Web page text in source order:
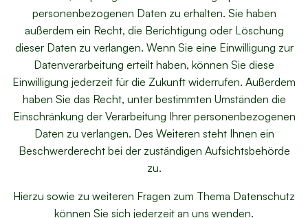
personenbezogenen Daten zu erhalten. Sie haben
außerdem ein Recht, die Berichtigung oder Löschung
dieser Daten zu verlangen. Wenn Sie eine Einwilligung zur
Datenverarbeitung erteilt haben, können Sie diese
Einwilligung jederzeit für die Zukunft widerrufen. Außerdem
haben Sie das Recht, unter bestimmten Umständen die
Einschränkung der Verarbeitung Ihrer personenbezogenen
Daten zu verlangen. Des Weiteren steht Ihnen ein
Beschwerderecht bei der zuständigen Aufsichtsbehörde
zu.
Hierzu sowie zu weiteren Fragen zum Thema Datenschutz
können Sie sich jederzeit an uns wenden.